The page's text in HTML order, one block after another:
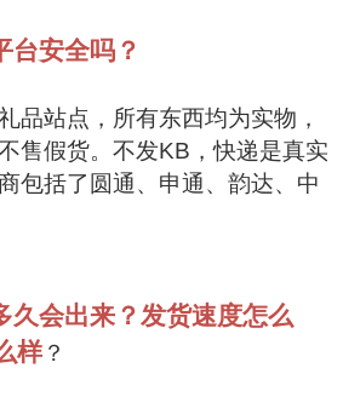
台安全吗？
品站点，所有东西均为实物，
售假货。不发KB，快递是真实
包括了圆通、申通、韵达、中
久会出来？发货速度怎么
样 ？